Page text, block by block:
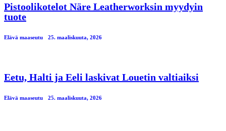
Pistoolikotelot Näre Leatherworksin myydyin
tuote
Elävä maaseutu 25. maaliskuuta, 2026
Eetu, Halti ja Eeli laskivat Louetin valtiaiksi
Elävä maaseutu 25. maaliskuuta, 2026